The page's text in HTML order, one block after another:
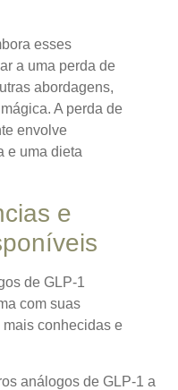
esses
a uma perda de
abordagens,
A perda de
envolve
e uma dieta
e
de GLP-1
com suas
conhecidas e
análogos de GLP-1 a